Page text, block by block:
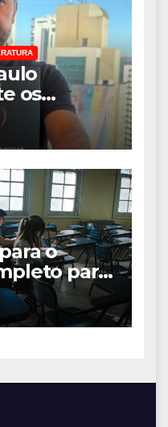
os
viver até
ser
o
para
na